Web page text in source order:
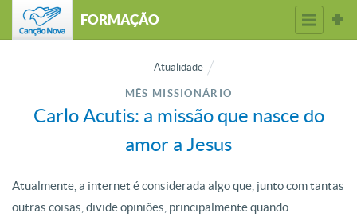
FORMAÇÃO
Atualidade
MÊS MISSIONÁRIO
Carlo Acutis: a missão que nasce do
amor a Jesus
Atualmente, a internet é considerada algo que, junto com tantas
outras coisas, divide opiniões, principalmente quando